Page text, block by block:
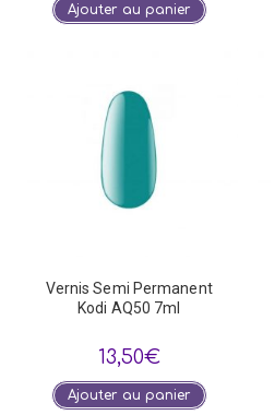
Ajouter au panier
Vernis Semi Permanent
Kodi AQ50 7ml
13,50€
Ajouter au panier